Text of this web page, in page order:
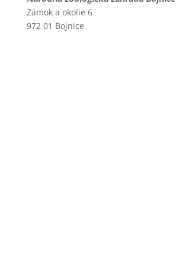
Zámok a okolie 6
972 01 Bojnice